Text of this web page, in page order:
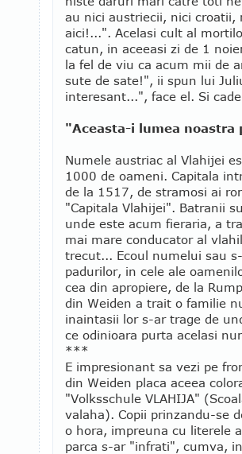
au nici austriecii, nici croatii,
aici!...". Acelasi cult al
catun, in aceeasi zi de 1
la fel de viu ca acum mii de
sute de sate!", ii spun lui
interesant...", face el. Si
"Aceasta-i lumea noastra
Numele austriac al Vlahijei
1000 de oameni. Capitala
de la 1517, de stramosi ai
"Capitala Vlahijei". Batranii
unde este acum fieraria, a
mai mare conducator al
trecut... Ecoul numelui sau
padurilor, in cele ale
cea din apropiere, de la
din Weiden a trait o familie
inaintasii lor s-ar trage de
ce odinioara purta acelasi
***
E impresionant sa vezi pe
din Weiden placa aceea
"Volksschule VLAHIJA"
valaha). Copii prinzandu-se
o hora, impreuna cu literele
parca s-ar "infrati", cumva,